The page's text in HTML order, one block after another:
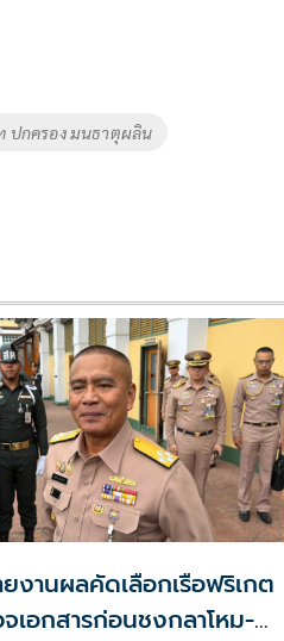
ปกครอง มนธาตุผลิน
งานผลคัดเลือกเรือฟริเกต
เอกสารก่อนชงกลาโหม-